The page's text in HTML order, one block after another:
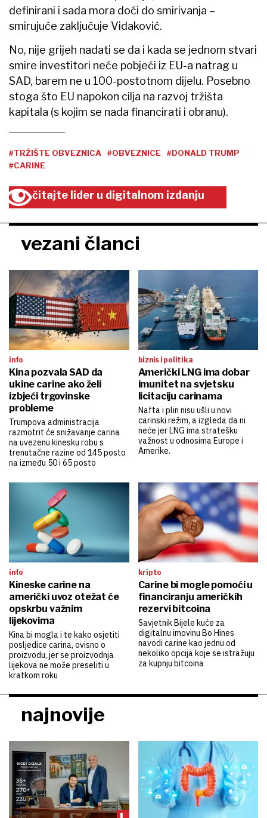
definirani i sada mora doći do smirivanja –
smirujuće zaključuje Vidaković.
No, nije grijeh nadati se da i kada se jednom stvari
smire investitori neće pobjeći iz EU-a natrag u
SAD, barem ne u 100-postotnom dijelu. Posebno
stoga što EU napokon cilja na razvoj tržišta
kapitala (s kojim se nada financirati i obranu).
#TRŽIŠTE OBVEZNICA #OBVEZNICE
#DONALD TRUMP
#CARINE
čitajte lider u digitalnom izdanju
vezani članci
info
Kina pozvala SAD da
ukine carine ako želi
izbjeći trgovinske
probleme
Trumpova administracija
razmotrit će snižavanje carina
na uvezenu kinesku robu s
trenutačne razine od 145 posto
na između 50 i 65 posto
biznis i politika
Američki LNG ima dobar
imunitet na svjetsku
licitaciju carinama
Nafta i plin nisu ušli u novi
carinski režim, a izgleda da ni
neće jer LNG ima stratešku
važnost u odnosima Europe i
Amerike.
info
Kineske carine na
američki uvoz otežat će
opskrbu važnim
lijekovima
Kina bi mogla i te kako osjetiti
posljedice carina, ovisno o
proizvodu, jer se proizvodnja
lijekova ne može preseliti u
kratkom roku
kripto
Carine bi mogle pomoći u
financiranju američkih
rezervi bitcoina
Savjetnik Bijele kuće za
digitalnu imovinu Bo Hines
navodi carine kao jednu od
nekoliko opcija koje se istražuju
za kupnju bitcoina
najnovije